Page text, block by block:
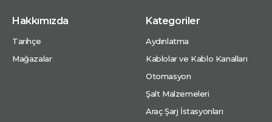
Hakkımızda
Tarihçe
Mağazalar
Kategoriler
Aydınlatma
Kablolar ve Kablo Kanalları
Otomasyon
Şalt Malzemeleri
Araç Şarj İstasyonları